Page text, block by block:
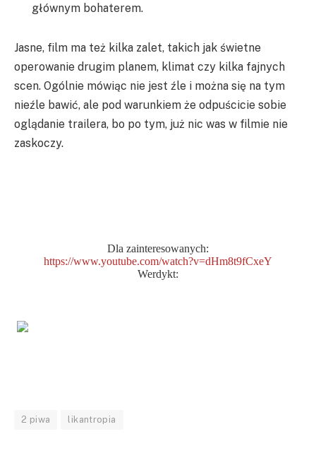
głównym bohaterem.
Jasne, film ma też kilka zalet, takich jak świetne
operowanie drugim planem, klimat czy kilka fajnych
scen. Ogólnie mówiąc nie jest źle i można się na tym
nieźle bawić, ale pod warunkiem że odpuścicie sobie
oglądanie trailera, bo po tym, już nic was w filmie nie
zaskoczy.
Dla zainteresowanych:
https://www.youtube.com/watch?v=dHm8t9fCxeY
Werdykt:
2 piwa likantropia